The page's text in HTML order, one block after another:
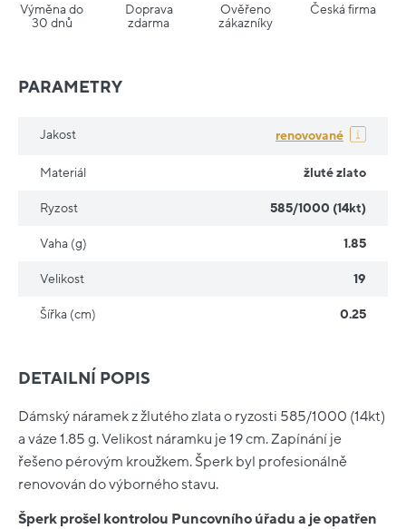
Výměna do
30 dnů
Doprava
zdarma
Ověřeno
zákazníky
Česká firma
DETAILNÍ POPIS
Dámský náramek z žlutého zlata o ryzosti 585/1000 (14kt)
a váze 1.85 g. Velikost náramku je 19 cm. Zapínání je
řešeno pérovým kroužkem. Šperk byl profesionálně
renovován do výborného stavu.
Šperk prošel kontrolou Puncovního úřadu a je opatřen
PARAMETRY
Jakost renovované
Materiál žluté zlato
Ryzost 585/1000 (14kt)
Vaha (g) 1.85
Velikost 19
Šířka (cm) 0.25